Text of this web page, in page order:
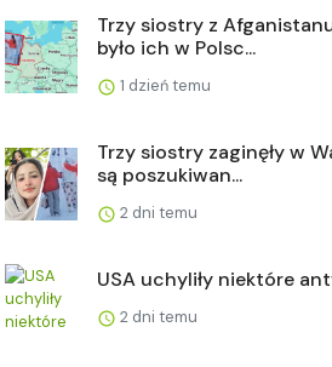
Trzy siostry z
było ich w Polsc...
1 dzień temu
Trzy siostry zaginęły w
są poszukiwan...
2 dni temu
USA uchyliły niektóre
2 dni temu